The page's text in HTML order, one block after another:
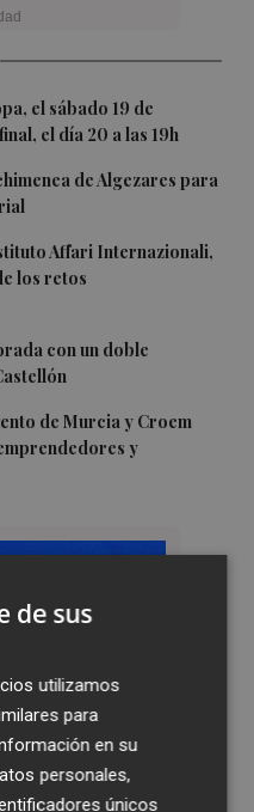
el sábado 19 de
el día 20 a las 19h
de Algezares para
Affari Internazionali,
los retos
con un doble
de Murcia y Croem
y
de sus
utilizamos
para
en su
personales,
únicos